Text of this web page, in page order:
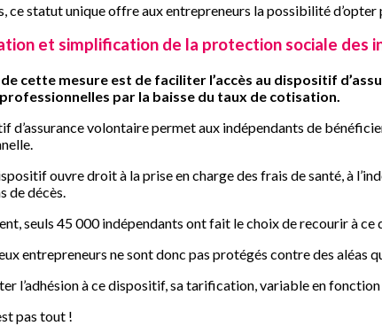
ce statut unique offre aux entrepreneurs la possibilité d’opter
et simplification de la protection sociale des
de cette mesure est de faciliter l’accès au dispositif
par la baisse du taux de cotisation.
d’assurance volontaire permet aux indépendants de
ouvre droit à la prise en charge des frais de santé, à
de décès.
seuls 45 000 indépendants ont fait le choix de recourir à ce
entrepreneurs ne sont donc pas protégés contre des aléas
l’adhésion à ce dispositif, sa tarification, variable en
pas tout !